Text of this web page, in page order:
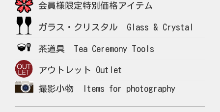
会員様限定特別価格アイテム
ガラス・クリスタル Glass & Crystal
茶道具 Tea Ceremony Tools
アウトレット Outlet
撮影小物 Items for photography